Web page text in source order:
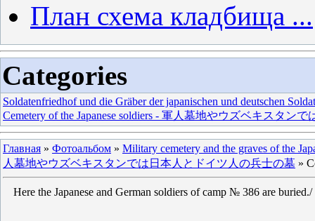
План схема кладбища ...
Categories
Soldatenfriedhof und die Gräber der japanischen und deutschen
Cemetery of the Japanese soldiers - 軍人墓地やウズベキスタン
Главная » Фотоальбом » Military cemetery and the graves of the
人墓地やウズベキスタンでは日本人とドイツ人の兵士の墓 »
Here the Japanese and German soldiers of camp № 386 are